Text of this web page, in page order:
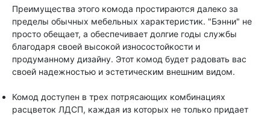
Преимущества этого комода простираются далеко за
пределы обычных мебельных характеристик. "Бэнни" не
просто обещает, а обеспечивает долгие годы службы
благодаря своей высокой износостойкости и
продуманному дизайну. Этот комод будет радовать вас
своей надежностью и эстетическим внешним видом.
Комод доступен в трех потрясающих комбинациях
расцветок ЛДСП, каждая из которых не только придает